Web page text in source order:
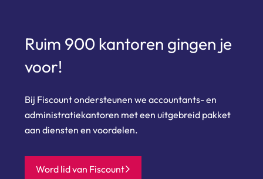
Ruim 900 kantoren gingen je
voor!
Bij Fiscount ondersteunen we accountants- en
administratiekantoren met een uitgebreid pakket
aan diensten en voordelen.
Word lid van Fiscount